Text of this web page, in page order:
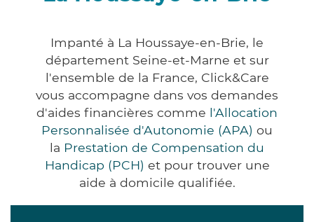
Impanté à La Houssaye-en-Brie, le
département Seine-et-Marne et sur
l'ensemble de la France, Click&Care
vous accompagne dans vos demandes
d'aides financières comme l'Allocation
Personnalisée d'Autonomie (APA) ou
la Prestation de Compensation du
Handicap (PCH) et pour trouver une
aide à domicile qualifiée.